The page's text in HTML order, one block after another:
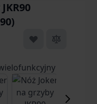
larger imageView larger